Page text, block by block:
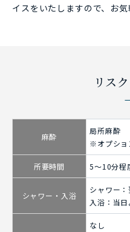
イスをいたしますので、お気
リス
麻酔
局所麻酔
※オプショ
所要時間 5〜10分程
シャワー・入浴
シャワー
入浴：当
なし